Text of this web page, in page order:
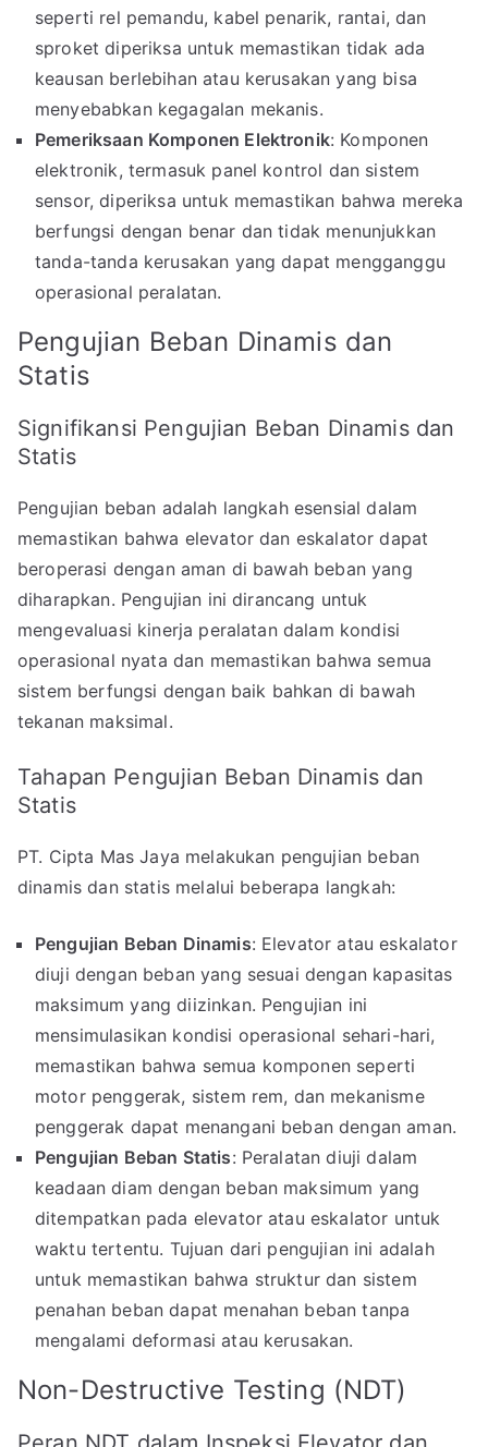
seperti rel pemandu, kabel penarik, rantai, dan
sproket diperiksa untuk memastikan tidak ada
keausan berlebihan atau kerusakan yang bisa
menyebabkan kegagalan mekanis.
Pemeriksaan Komponen Elektronik: Komponen
elektronik, termasuk panel kontrol dan sistem
sensor, diperiksa untuk memastikan bahwa mereka
berfungsi dengan benar dan tidak menunjukkan
tanda-tanda kerusakan yang dapat mengganggu
operasional peralatan.
Pengujian Beban Dinamis dan
Statis
Signifikansi Pengujian Beban Dinamis dan
Statis
Pengujian beban adalah langkah esensial dalam
memastikan bahwa elevator dan eskalator dapat
beroperasi dengan aman di bawah beban yang
diharapkan. Pengujian ini dirancang untuk
mengevaluasi kinerja peralatan dalam kondisi
operasional nyata dan memastikan bahwa semua
sistem berfungsi dengan baik bahkan di bawah
tekanan maksimal.
Tahapan Pengujian Beban Dinamis dan
Statis
PT. Cipta Mas Jaya melakukan pengujian beban
dinamis dan statis melalui beberapa langkah:
Pengujian Beban Dinamis: Elevator atau eskalator
diuji dengan beban yang sesuai dengan kapasitas
maksimum yang diizinkan. Pengujian ini
mensimulasikan kondisi operasional sehari-hari,
memastikan bahwa semua komponen seperti
motor penggerak, sistem rem, dan mekanisme
penggerak dapat menangani beban dengan aman.
Pengujian Beban Statis: Peralatan diuji dalam
keadaan diam dengan beban maksimum yang
ditempatkan pada elevator atau eskalator untuk
waktu tertentu. Tujuan dari pengujian ini adalah
untuk memastikan bahwa struktur dan sistem
penahan beban dapat menahan beban tanpa
mengalami deformasi atau kerusakan.
Non-Destructive Testing (NDT)